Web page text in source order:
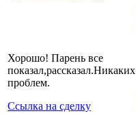
Хорошо! Парень все
показал,рассказал.Никаких
проблем.
Ссылка на сделку